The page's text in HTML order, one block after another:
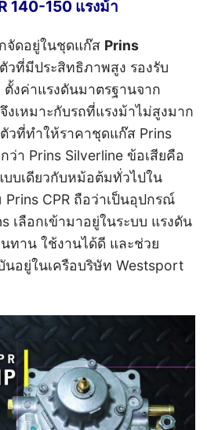
140-150 แรงม้า
จัดอยู่ในชุดแก๊ส Prins
วที่มีประสิทธิภาพสูง รองรับ
ตั้งค่าแรงดันมาตรฐานจาก
งเหมาะกับรถที่แรงม้าไม่สูงมาก
ที่ทำให้ราคาชุดแก๊ส Prins
ว่า Prins Silverline ข้อเสียคือ
บบเดียวกับหม้อต้มทั่วไปใน
CPR ถือว่าเป็นอุปกรณ์
เลือกเข้ามาอยู่ในระบบ แรงดัน
ทาน ใช้งานได้ดี และช่วย
นอยู่ในเครือบริษัท Westsport